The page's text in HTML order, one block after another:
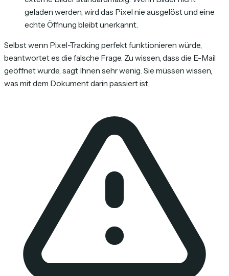
geladen werden, wird das Pixel nie ausgelöst und eine
echte Öffnung bleibt unerkannt.
Selbst wenn Pixel-Tracking perfekt funktionieren würde,
beantwortet es die falsche Frage. Zu wissen, dass die E-Mail
geöffnet wurde, sagt Ihnen sehr wenig. Sie müssen wissen,
was mit dem Dokument darin passiert ist.